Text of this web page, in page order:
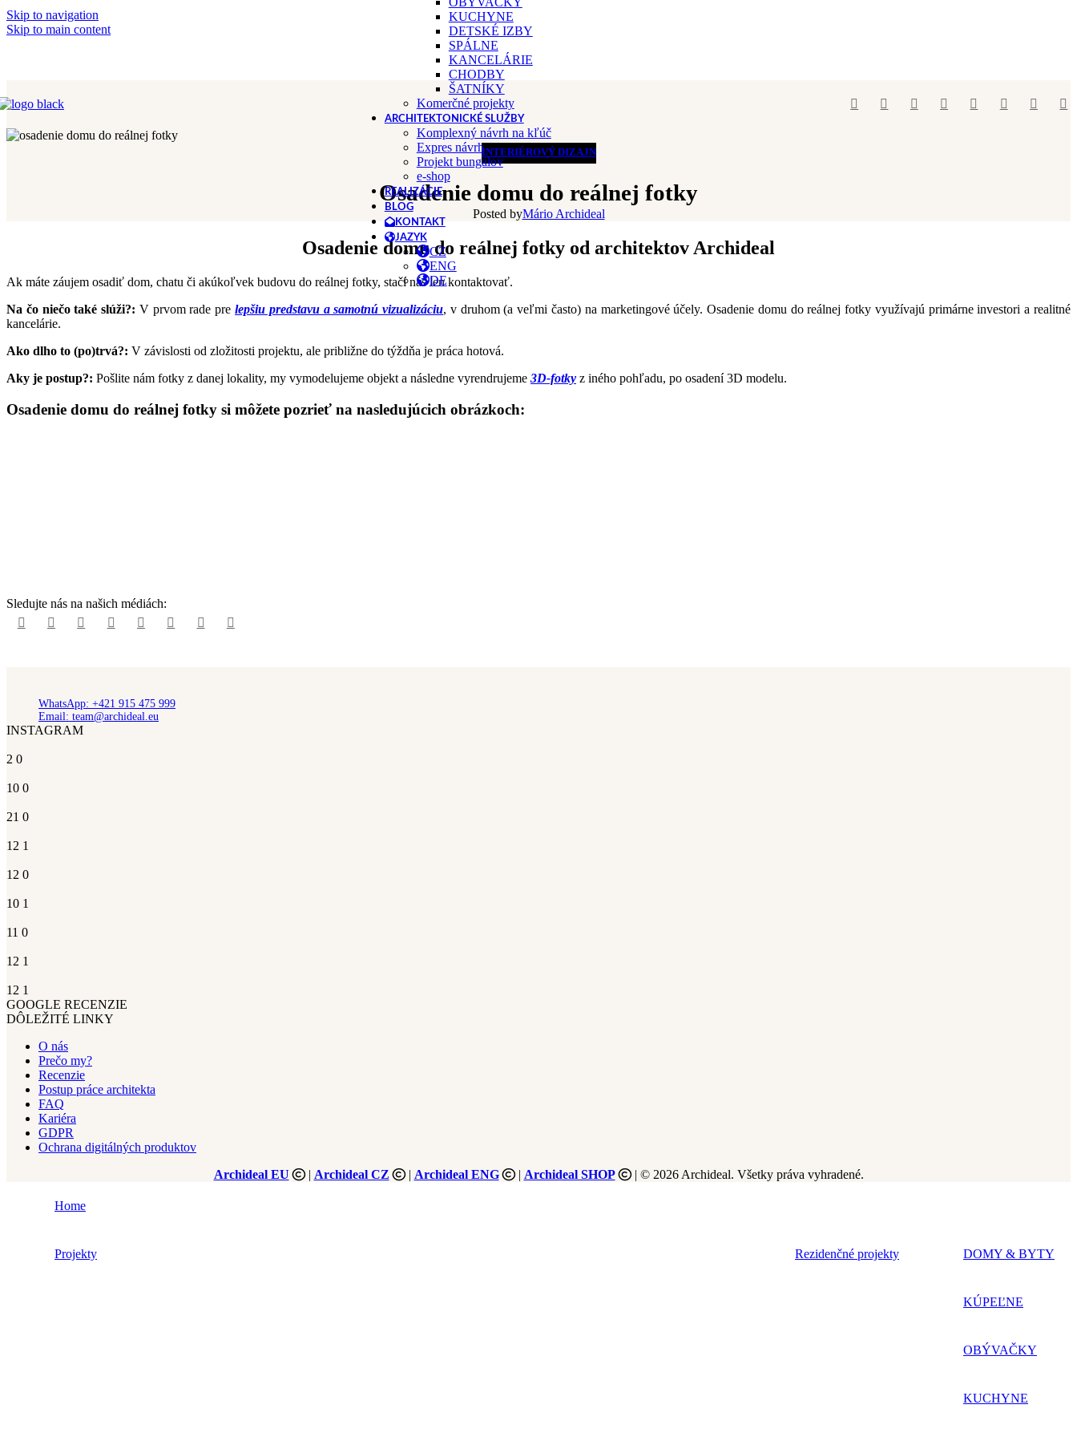
Skip to navigation
Skip to main content
KUCHYNE
DETSKÉ IZBY
SPÁLNE
KANCELÁRIE
CHODBY
ŠATNÍKY
Komerčné projekty
ARCHITEKTONICKÉ SLUŽBY
Komplexný návrh na kľúč
Expres návrh
Projekt bungalov
e-shop
REALIZÁCIE
BLOG
KONTAKT
JAZYK
CZ
ENG
DE
INTERIÉROVÝ DIZAJN
Osadenie domu do reálnej fotky
Posted byMário Archideal
Osadenie domu do reálnej fotky od architektov Archideal
Ak máte záujem osadiť dom, chatu či akúkoľvek budovu do reálnej fotky, stačí nás len kontaktovať.
Na čo niečo také slúži?: V prvom rade pre lepšiu predstavu a samotnú vizualizáciu, v druhom (a veľmi často) na marketingové účely. Osadenie domu do reálnej fotky využívajú primárne investori a realitné
kancelárie.
Ako dlho to (po)trvá?: V závislosti od zložitosti projektu, ale približne do týždňa je práca hotová.
Aky je postup?: Pošlite nám fotky z danej lokality, my vymodelujeme objekt a následne vyrendrujeme 3D-fotky z iného pohľadu, po osadení 3D modelu.
Osadenie domu do reálnej fotky si môžete pozrieť na nasledujúcich obrázkoch:
Sledujte nás na našich médiách:
WhatsApp: +421 915 475 999
Email: team@archideal.eu
INSTAGRAM
2 0
10 0
21 0
12 1
12 0
10 1
11 0
12 1
12 1
GOOGLE RECENZIE
DÔLEŽITÉ LINKY
O nás
Prečo my?
Recenzie
Postup práce architekta
FAQ
Kariéra
GDPR
Ochrana digitálných produktov
Archideal EU
| Archideal CZ | Archideal ENG | Archideal SHOP | © 2026 Archideal. Všetky práva vyhradené.
Home
Projekty Rezidenčné projekty DOMY & BYTY
KÚPEĽNE
OBÝVAČKY
KUCHYNE